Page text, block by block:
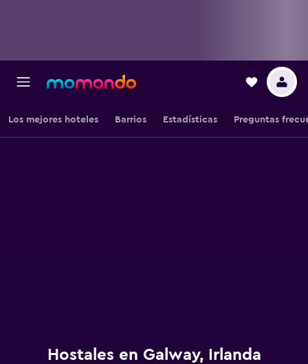
Los mejores hoteles Barrios Estadísticas Preguntas
Hostales en Galway, Irlanda